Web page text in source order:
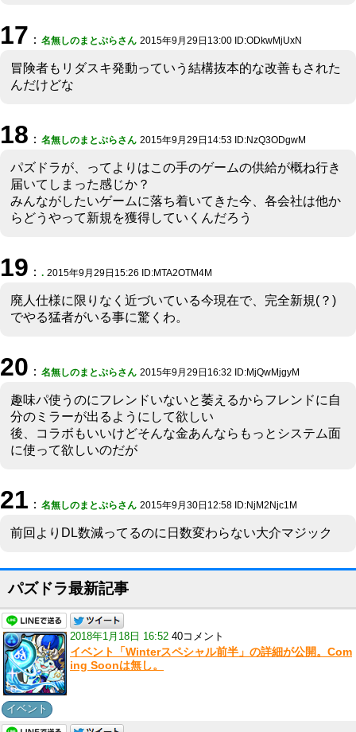
17 ： 名無しのまとぷらさん 2015年9月29日13:00 ID:ODkwMjUxN
冒険者もリダスキ発動っていう結構抜本的な改善もされた
んだけどな
18 ： 名無しのまとぷらさん 2015年9月29日14:53 ID:NzQ3ODgwM
パズドラが、ってよりはこの手のゲームの供給が概ね行き
届いてしまった感じか？
みんながしたいゲームに落ち着いてきた今、各会社は他か
らどうやって新規を獲得していくんだろう
19 ： . 2015年9月29日15:26 ID:MTA2OTM4M
廃人仕様に限りなく近づいている今現在で、完全新規(？)
でやる猛者がいる事に驚くわ。
20 ： 名無しのまとぷらさん 2015年9月29日16:32 ID:MjQwMjgyM
趣味パ使うのにフレンドいないと萎えるからフレンドに自
分のミラーが出るようにして欲しい
後、コラボもいいけどそんな金あんならもっとシステム面
に使って欲しいのだが
21 ： 名無しのまとぷらさん 2015年9月30日12:58 ID:NjM2Njc1M
前回よりDL数減ってるのに日数変わらない大介マジック
パズドラ最新記事
2018年1月18日 16:52 40コメント
イベント「Winterスペシャル前半」の詳細が公開。Com
ing Soonは無し。
イベント